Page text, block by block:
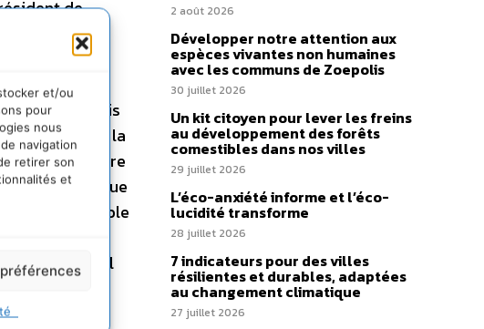
et/ou
pour
nous
navigation
retirer son
et
de
qualité de
de
sur le site
depuis
protection de la
pas être
la République
et l’ensemble
afin
le travail
pacte
2 août 2026
Développer notre attention aux
espèces vivantes non humaines
avec les communs de Zoepolis
30 juillet 2026
Un kit citoyen pour lever les freins
au développement des forêts
comestibles dans nos villes
29 juillet 2026
L’éco-anxiété informe et l’éco-
lucidité transforme
28 juillet 2026
7 indicateurs pour des villes
résilientes et durables, adaptées
au changement climatique
27 juillet 2026